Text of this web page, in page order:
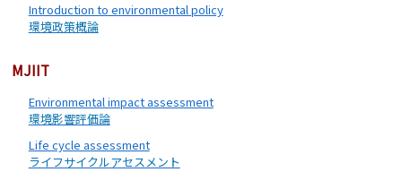
Introduction to environmental policy
環境政策概論
MJIIT
Environmental impact assessment
環境影響評価論
Life cycle assessment
ライフサイクルアセスメント